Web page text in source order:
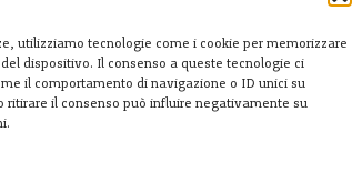
utilizziamo tecnologie come i cookie per memorizzare
dispositivo. Il consenso a queste tecnologie ci
il comportamento di navigazione o ID unici su
ritirare il consenso può influire negativamente su